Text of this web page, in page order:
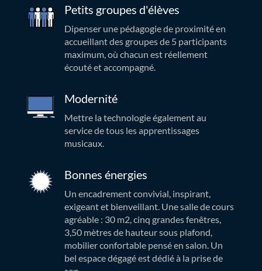
Petits groupes d'élèves
Dipenser une pédagogie de proximité en
accueillant des groupes de 5 participants
maximum, où chacun est réellement
écouté et accompagné.
Modernité
Mettre la technologie également au
service de tous les apprentissages
musicaux.
Bonnes énergies
Un encadrement convivial, inspirant,
exigeant et bienveillant. Une salle de cours
agréable : 30 m2, cinq grandes fenêtres,
3,50 mètres de hauteur sous plafond,
mobilier confortable pensé en salon. Un
bel espace dégagé est dédié à la prise de